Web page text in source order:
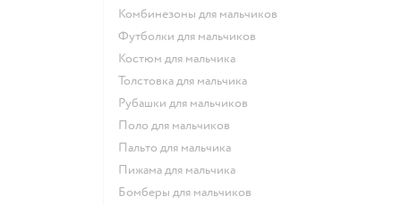
Комбинезоны для мальчиков
Футболки для мальчиков
Костюм для мальчика
Толстовка для мальчика
Рубашки для мальчиков
Поло для мальчиков
Пальто для мальчика
Пижама для мальчика
Бомберы для мальчиков